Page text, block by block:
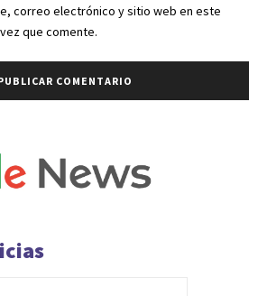
correo electrónico y sitio web en este
que comente.